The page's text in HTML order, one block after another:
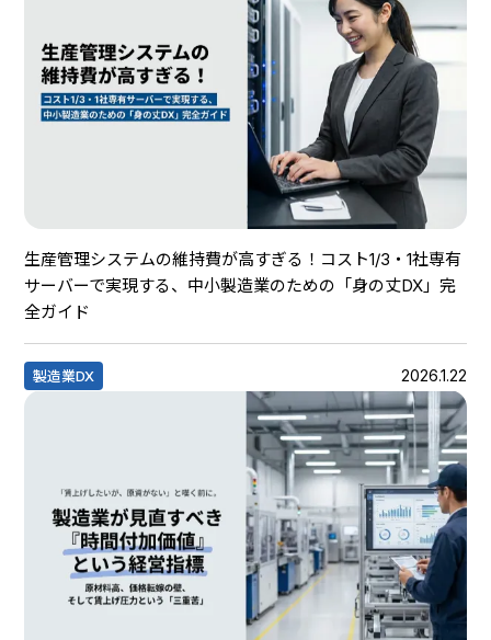
生産管理システムの維持費が高すぎる！コスト1/3・1社専有
サーバーで実現する、中小製造業のための「身の丈DX」完
全ガイド
製造業DX 2026.1.22